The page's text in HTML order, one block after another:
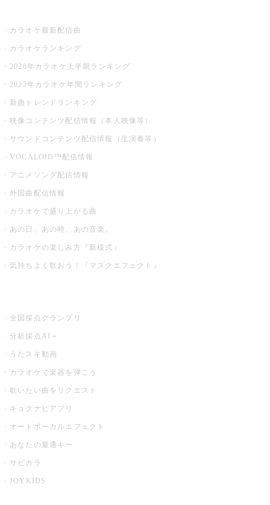
カラオケ最新配信曲
カラオケランキング
2026年カラオケ上半期ランキング
2025年カラオケ年間ランキング
新曲トレンドランキング
映像コンテンツ配信情報（本人映像等）
サウンドコンテンツ配信情報（生演奏等）
VOCALOID™配信情報
アニメソング配信情報
外国曲配信情報
カラオケで盛り上がる曲
あの日、あの時、あの音楽。
カラオケの楽しみ方『新様式』
気持ちよく歌おう！『マスクエフェクト』
全国採点グランプリ
分析採点AI＋
うたスキ動画
カラオケで楽器を弾こう
歌いたい曲をリクエスト
キョクナビアプリ
オートボーカルエフェクト
あなたの最適キー
サビカラ
JOYKIDS